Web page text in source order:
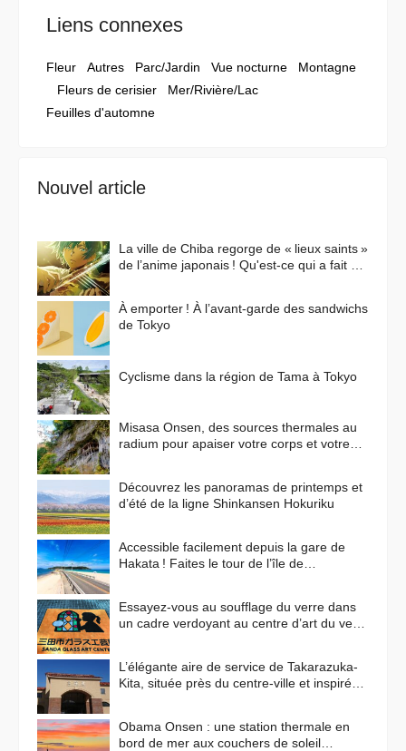
Liens connexes
Fleur Autres Parc/Jardin Vue nocturne
Montagne
Fleurs de cerisier
Mer/Rivière/Lac
Feuilles d'automne
Nouvel article
La ville de Chiba regorge de « lieux saints »
de l’anime japonais ! Qu'est-ce qui a fait de
À emporter ! À l’avant-garde des sandwichs
de Tokyo
Cyclisme dans la région de Tama à Tokyo
Misasa Onsen, des sources thermales au
radium pour apaiser votre corps et votre
Découvrez les panoramas de printemps et
d’été de la ligne Shinkansen Hokuriku
Accessible facilement depuis la gare de
Hakata ! Faites le tour de l’île de
Essayez-vous au soufflage du verre dans
un cadre verdoyant au centre d’art du verre
L’élégante aire de service de Takarazuka-
Kita, située près du centre-ville et inspirée
Obama Onsen : une station thermale en
bord de mer aux couchers de soleil